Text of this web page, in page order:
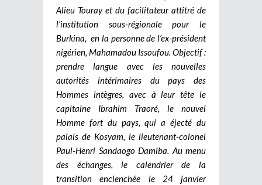
Alieu Touray et du facilitateur attitré de
l’institution sous-régionale pour le
Burkina, en la personne de l’ex-président
nigérien, Mahamadou Issoufou. Objectif :
prendre langue avec les nouvelles
autorités intérimaires du pays des
Hommes intègres, avec à leur tête le
capitaine Ibrahim Traoré, le nouvel
Homme fort du pays, qui a éjecté du
palais de Kosyam, le lieutenant-colonel
Paul-Henri Sandaogo Damiba. Au menu
des échanges, le calendrier de la
transition enclenchée le 24 janvier